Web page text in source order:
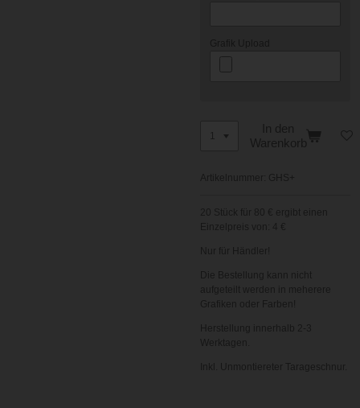
In den
Warenkorb
Artikelnummer: GHS+
20 Stück für 80 € ergibt einen
Einzelpreis von: 4 €
Nur für Händler!
Die Bestellung kann nicht
aufgeteilt werden in meherere
Grafiken oder Farben!
Herstellung innerhalb 2-3
Werktagen.
Inkl. Unmontiereter Tarageschnur.